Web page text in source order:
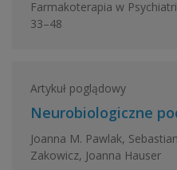
Farmakoterapia w
33–48
Artykuł poglądowy
Neurobiologiczne
Joanna M. Pawlak,
Zakowicz, Joanna Hauser